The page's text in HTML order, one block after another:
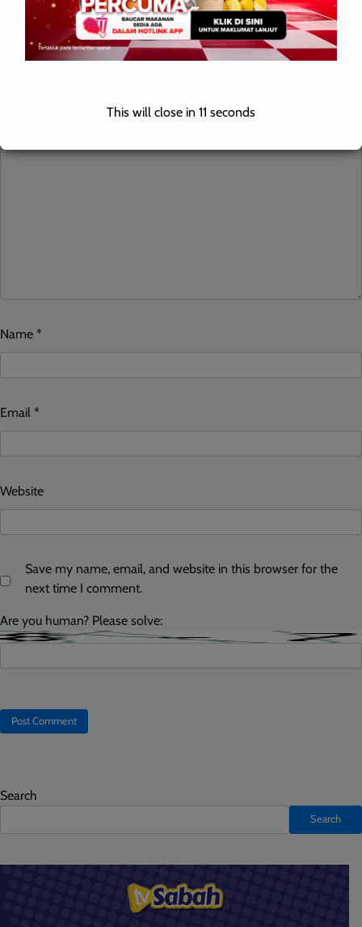
Leave a Reply
Your email address will not be published. Required fields are
Name *
Email *
Website
Save my name, email, and website in this browser for the
next time I comment.
Are you human? Please solve:
Search
Search
This will close in 10 seconds